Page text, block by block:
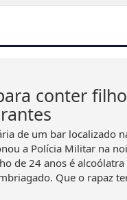
conter
de um bar localizado
a Polícia Militar na
de 24 anos é alcoólatra
Que o rapaz